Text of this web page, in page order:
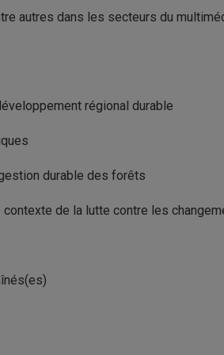
autres dans les secteurs du
régional durable
durable des forêts
de la lutte contre les